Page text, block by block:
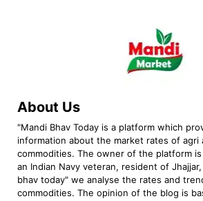
About Us
"Mandi Bhav Today is a platform which
information about the market rates of agri
commodities. The owner of the platform is
an Indian Navy veteran, resident of
bhav today" we analyse the rates and
commodities. The opinion of the blog is